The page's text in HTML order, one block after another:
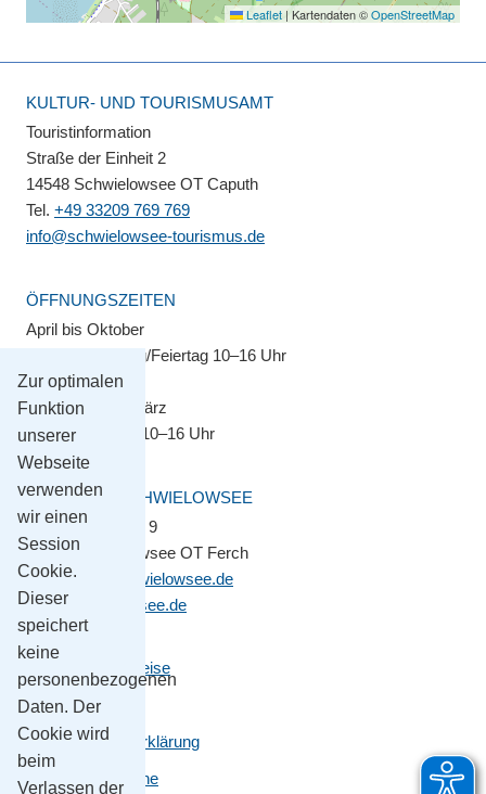
Zur optimalen
Funktion
unserer
Webseite
verwenden
wir einen
Session
Cookie.
Dieser
speichert
keine
personenbezogenen
Daten. Der
Cookie wird
beim
Verlassen der
Leaflet | Kartendaten ©OpenStreetMap
KULTUR- UND TOURISMUSAMT
Touristinformation
Straße der Einheit 2
14548 Schwielowsee OT Caputh
Tel. +49 33209 769 769
info@schwielowsee-tourismus.de
ÖFFNUNGSZEITEN
April bis Oktober
Montag–Sonntag/Feiertag 10–16 Uhr
November bis März
Montag–Freitag 10–16 Uhr
GEMEINDE SCHWIELOWSEE
Potsdamer Platz 9
14548 Schwielowsee OT Ferch
gemeinde@schwielowsee.de
www.schwielowsee.de
Kontakt & Anreise
Impressum
Datenschutzerklärung
Leichte Sprache